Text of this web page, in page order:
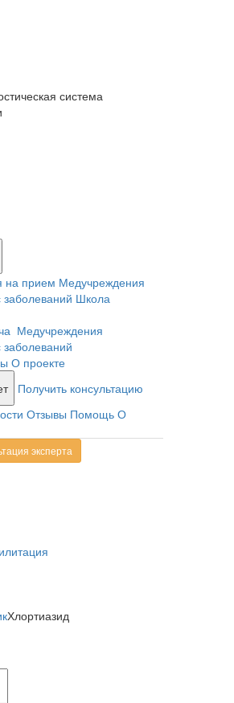
система
на прием Медучреждения
заболеваний Школа
Медучреждения
заболеваний
О проекте
Получить консультацию
Отзывы Помощь О
эксперта
Хлортиазид